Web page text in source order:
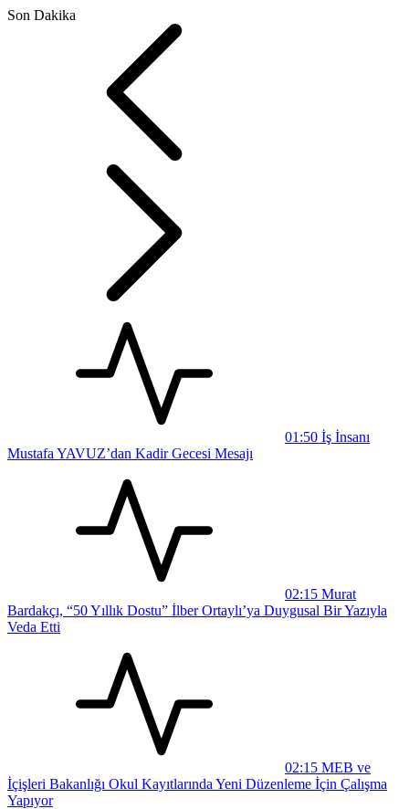
Son Dakika
01:50 İş İnsanı
Mustafa YAVUZ’dan Kadir Gecesi Mesajı
02:15 Murat
Bardakçı, “50 Yıllık Dostu” İlber Ortaylı’ya Duygusal Bir Yazıyla
Veda Etti
02:15 MEB ve
İçişleri Bakanlığı Okul Kayıtlarında Yeni Düzenleme İçin Çalışma
Yapıyor